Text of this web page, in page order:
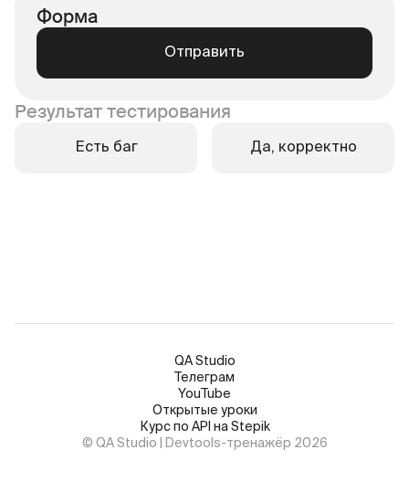
Форма
Отправить
Результат тестирования
Есть баг Да, корректно
QA Studio
Телеграм
YouTube
Открытые уроки
Курс по API на Stepik
© QA Studio | Devtools-тренажёр 2026